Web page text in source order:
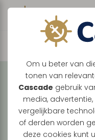
Om u beter van
tonen van
Cascade gebruik
media,
vergelijkbare
of derden worden
deze cookies kunt
Vaar
de
Tussen
je een landschap
oevers. Elke vaart